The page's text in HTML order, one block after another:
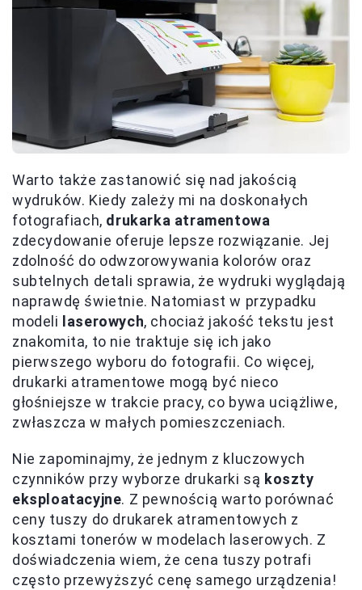
Warto także zastanowić się nad jakością
wydruków. Kiedy zależy mi na doskonałych
fotografiach, drukarka atramentowa
zdecydowanie oferuje lepsze rozwiązanie. Jej
zdolność do odwzorowywania kolorów oraz
subtelnych detali sprawia, że wydruki wyglądają
naprawdę świetnie. Natomiast w przypadku
modeli
laserowych, chociaż jakość tekstu jest
znakomita, to nie traktuje się ich jako
pierwszego wyboru do fotografii. Co więcej,
drukarki atramentowe mogą być nieco
głośniejsze w trakcie pracy, co bywa uciążliwe,
zwłaszcza w małych pomieszczeniach.
Nie zapominajmy, że jednym z kluczowych
czynników przy wyborze drukarki są koszty
eksploatacyjne. Z pewnością warto porównać
ceny tuszy do drukarek atramentowych z
kosztami tonerów w modelach laserowych. Z
doświadczenia wiem, że cena tuszy potrafi
często przewyższyć cenę samego urządzenia!